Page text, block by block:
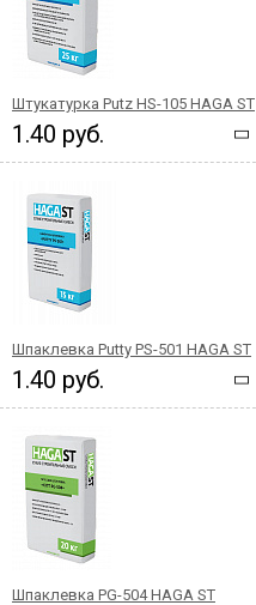
Штукатурка Putz HS-105 HAGA ST
1.40 руб.
Шпаклевка Putty PS-501 HAGA ST
1.40 руб.
Шпаклевка PG-504 HAGA ST